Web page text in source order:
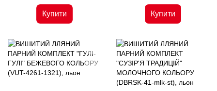
льон
Купити Купити